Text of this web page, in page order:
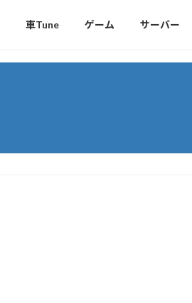
車Tune ゲーム サーバー